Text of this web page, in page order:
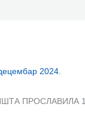
2024.